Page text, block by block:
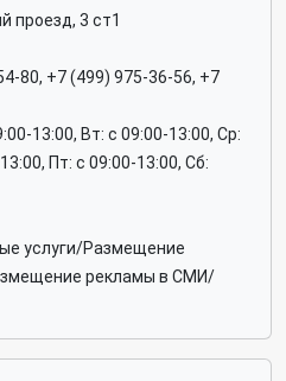
проезд, 3 ст1
80, +7 (499) 975-36-56, +7
13:00, Вт: c 09:00-13:00, Ср:
Пт: c 09:00-13:00, Сб:
услуги/Размещение
рекламы в СМИ/